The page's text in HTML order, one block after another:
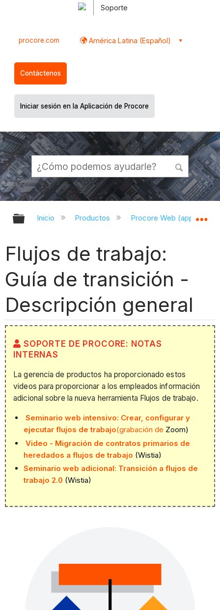
Soporte
procore.com América Latina (Español)
Contáctenos
Iniciar sesión en la Aplicación de Procore
Expandir/contraer jerarquía global
Inicio Productos Procore Web
Flujos de trabajo:
Guía de transición -
Descripción general
SOPORTE DE PROCORE: NOTAS
INTERNAS
La gerencia de productos ha proporcionado estos
videos para proporcionar a los empleados información
adicional sobre la nueva herramienta Flujos de trabajo.
Seminario web intensivo: Crear, configurar y
ejecutar flujos de trabajo(grabación de Zoom)
Video - Migración de contratos primarios de
heredados a flujos de trabajo (Wistia)
Seminario web adicional: Transición a flujos de
trabajo 2.0 (Wistia)